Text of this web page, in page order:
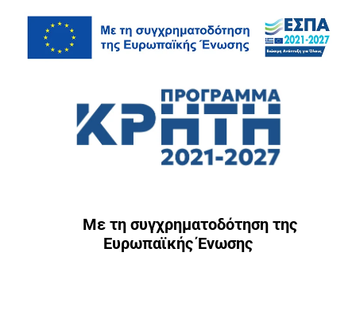
Με τη συγχρηματοδότηση της
Ευρωπαϊκής Ένωσης